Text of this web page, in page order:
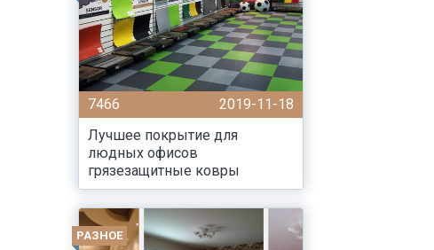
7466
2019-11-18
Лучшее покрытие для
людных офисов
грязезащитные ковры
РАЗНОЕ